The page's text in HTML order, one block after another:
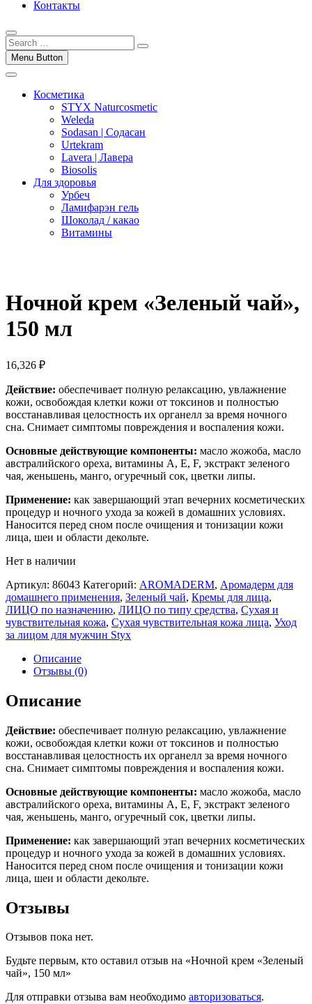
Контакты
Menu Button
Косметика
STYX Naturcosmetic
Weleda
Sodasan | Содасан
Urtekram
Lavera | Лавера
Biosolis
Для здоровья
Урбеч
Ламифарэн гель
Шоколад / какао
Витамины
Ночной крем «Зеленый чай»,
150 мл
16,326 ₽
Действие: обеспечивает полную релаксацию, увлажнение
кожи, освобождая клетки кожи от токсинов и полностью
восстанавливая целостность их органелл за время ночного
сна. Снимает симптомы повреждения и воспаления кожи.
Основные действующие компоненты: масло жожоба, масло
австралийского ореха, витамины A, E, F, экстракт зеленого
чая, женьшень, манго, огуречный сок, цветки липы.
Применение: как завершающий этап вечерних косметических
процедур и ночного ухода за кожей в домашних условиях.
Наносится перед сном после очищения и тонизации кожи
лица, шеи и области декольте.
Нет в наличии
Артикул: 86043 Категорий: AROMADERM, Аромадерм для
домашнего применения, Зеленый чай, Кремы для лица,
ЛИЦО по назначению, ЛИЦО по типу средства, Сухая и
чувствительная кожа, Сухая чувствительная кожа лица, Уход
за лицом для мужчин Styx
Описание
Отзывы (0)
Описание
Действие: обеспечивает полную релаксацию, увлажнение
кожи, освобождая клетки кожи от токсинов и полностью
восстанавливая целостность их органелл за время ночного
сна. Снимает симптомы повреждения и воспаления кожи.
Основные действующие компоненты: масло жожоба, масло
австралийского ореха, витамины A, E, F, экстракт зеленого
чая, женьшень, манго, огуречный сок, цветки липы.
Применение: как завершающий этап вечерних косметических
процедур и ночного ухода за кожей в домашних условиях.
Наносится перед сном после очищения и тонизации кожи
лица, шеи и области декольте.
Отзывы
Отзывов пока нет.
Будьте первым, кто оставил отзыв на «Ночной крем «Зеленый
чай», 150 мл»
Для отправки отзыва вам необходимо авторизоваться.